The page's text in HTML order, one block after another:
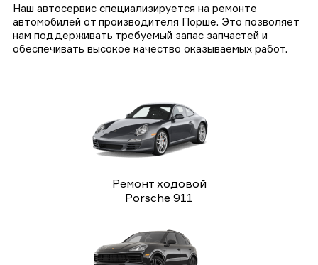
Наш автосервис специализируется на ремонте
автомобилей от производителя Порше. Это позволяет
нам поддерживать требуемый запас запчастей и
обеспечивать высокое качество оказываемых работ.
Ремонт ходовой
Porsche 911